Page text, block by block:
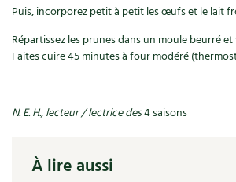
Techniques, conservation, organisation
Agenda, calendrier
Feuilleter le catalogue
Cuisine saine
Alimentation et nutrition
Recettes sans gluten
Société et alternatives
Entre abonné·es
Puis, incorporez petit à petit les œufs et le lait
Répartissez les prunes dans un moule beurré et
Faites cuire 45 minutes à four modéré
N. E. H., lecteur / lectrice des4 saisons
À lire aussi